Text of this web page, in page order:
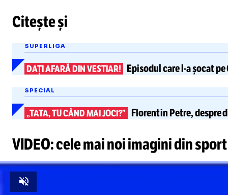
Citește și
SUPERLIGA
DAȚI AFARĂ DIN VESTIAR! Episodul carel-așocat pe
SPECIAL
„TATA, TU CÂND MAI JOCI?” Florentin Petre,despre
VIDEO: cele mai noi imagini din sport
Unmute